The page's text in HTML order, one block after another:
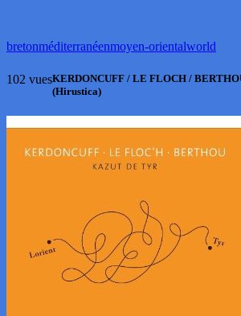
bretonméditerranéenmoyen-orientalworld
102 vuesKERDONCUFF / LE FLOCH /
(Hirustica)